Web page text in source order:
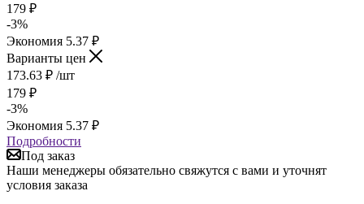
179 ₽
-3%
Экономия 5.37 ₽
Варианты цен
173.63 ₽ /шт
179 ₽
-3%
Экономия 5.37 ₽
Подробности
Под заказ
Наши менеджеры обязательно свяжутся с вами и уточнят
условия заказа